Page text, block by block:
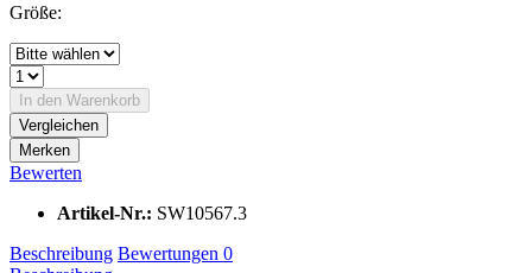
Größe:
In den Warenkorb
Vergleichen
Merken
Bewerten
Artikel-Nr.: SW10567.3
Beschreibung Bewertungen 0